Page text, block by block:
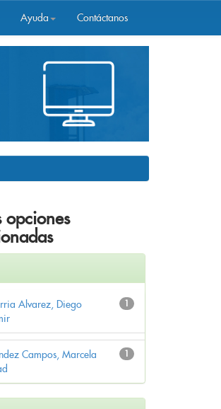
Ayuda Contáctanos
opciones
1
Alvarez, Diego
1
Campos, Marcela